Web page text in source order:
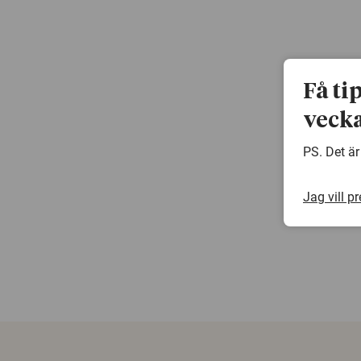
Få
PS. Det
Jag vill